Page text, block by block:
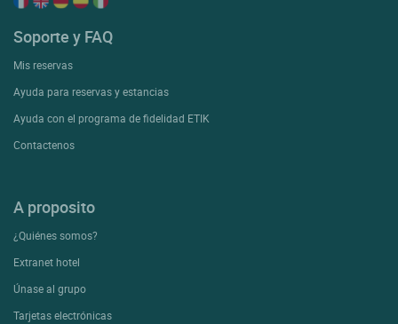
Soporte y FAQ
Mis reservas
Ayuda para reservas y estancias
Ayuda con el programa de fidelidad ETIK
Contactenos
A proposito
¿Quiénes somos?
Extranet hotel
Únase al grupo
Tarjetas electrónicas